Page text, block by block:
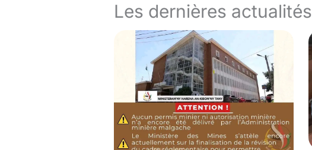
Les dernières actualités